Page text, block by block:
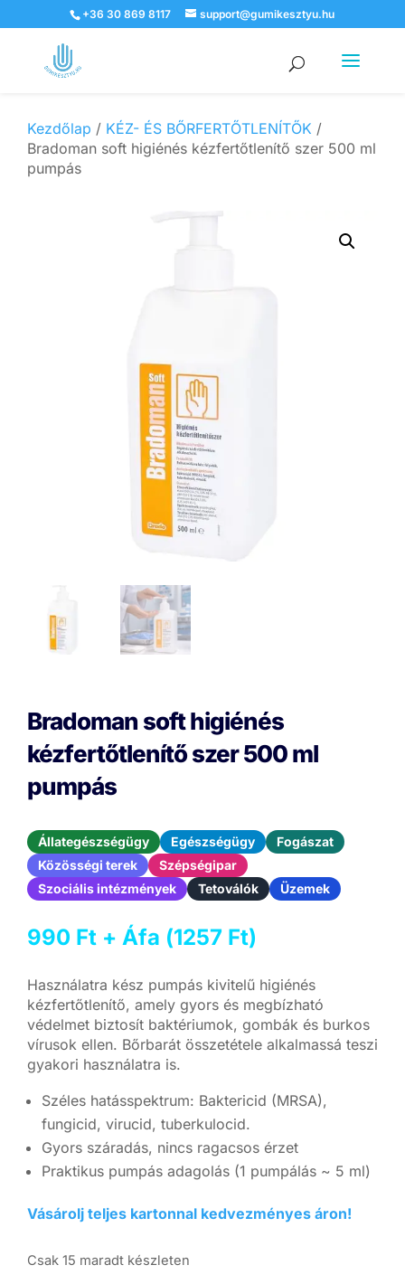
+36 30 869 8117 support@gumikesztyu.hu
Products
search
Kezdőlap / KÉZ- ÉS BŐRFERTŐTLENÍTŐK /
Bradoman soft higiénés kézfertőtlenítő szer 500 ml
pumpás
Bradoman soft higiénés
kézfertőtlenítő szer 500 ml
pumpás
Állategészségügy Egészségügy
Fogászat
Közösségi terek
Szépségipar
Szociális intézmények
Tetoválók Üzemek
990 Ft + Áfa (1257 Ft)
Használatra kész pumpás kivitelű higiénés
kézfertőtlenítő, amely gyors és megbízható
védelmet biztosít baktériumok, gombák és burkos
vírusok ellen. Bőrbarát összetétele alkalmassá teszi
gyakori használatra is.
Széles hatásspektrum: Baktericid (MRSA),
fungicid, virucid, tuberkulocid.
Gyors száradás, nincs ragacsos érzet
Praktikus pumpás adagolás (1 pumpálás ~ 5 ml)
Vásárolj teljes kartonnal kedvezményes áron!
Csak 15 maradt készleten